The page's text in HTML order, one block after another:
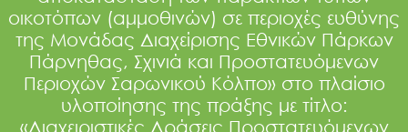
οικοτόπων (αμμοθινών) σε περιοχές ευθύνης
της Μονάδας Διαχείρισης Εθνικών Πάρκων
Πάρνηθας, Σχινιά και Προστατευόμενων
Περιοχών Σαρωνικού Κόλπο» στο πλαίσιο
υλοποίησης της πράξης με τίτλο:
«Διαχειριστικές Δράσεις Προστατευόμενων